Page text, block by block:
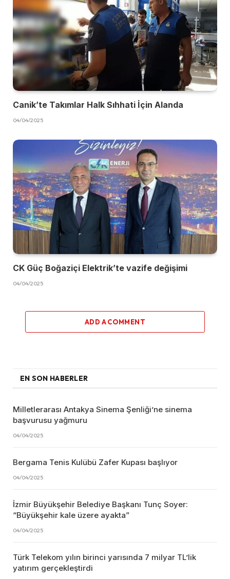
Canik’te Takımlar Halk Sıhhati İçin Alanda
04/04/2025
CK Güç Boğaziçi Elektrik’te vazife değişimi
04/04/2025
ADD A COMMENT
EN SON HABERLER
Milletlerarası Antakya Sinema Şenliği’ne sinema
başvurusu yağmuru
04/04/2025
Bergama Tenis Kulübü Zafer Kupası başlıyor
04/04/2025
İzmir Büyükşehir Belediye Başkanı Tunç Soyer:
“Büyükşehir kale üzere ayakta”
04/04/2025
Türk Telekom yılın birinci yarısında 7 milyar TL’lik
yatırım gerçekleştirdi